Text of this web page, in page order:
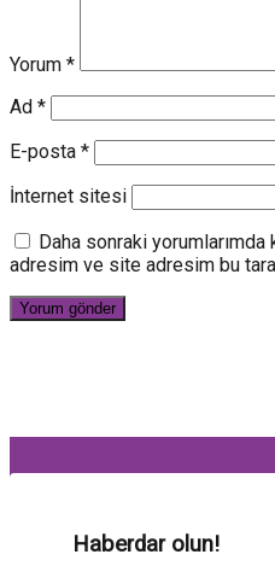
Yorum *
Ad *
E-posta *
İnternet sitesi
Daha sonraki yorumlarımda
adresim ve site adresim bu
Haberdar olun!